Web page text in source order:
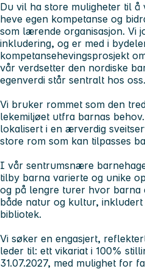
Du vil ha store muligheter til å
heve egen kompetanse og
som lærende organisasjon. Vi
inkludering, og er med i
kompetansehevingsprosjekt
vår verdsetter den nordiske
egenverdi står sentralt hos oss.
Vi bruker rommet som den
lekemiljøet utfra barnas
lokalisert i en ærverdig
store rom som kan tilpasses
I vår sentrumsnære
tilby barna varierte og unike
og på lengre turer hvor barna
både natur og kultur,
bibliotek.
Vi søker en engasjert,
leder til: ett vikariat i 100%
31.07.2027, med mulighet for